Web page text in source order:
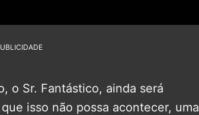
o Sr. Fantástico, ainda será
isso não possa acontecer, uma